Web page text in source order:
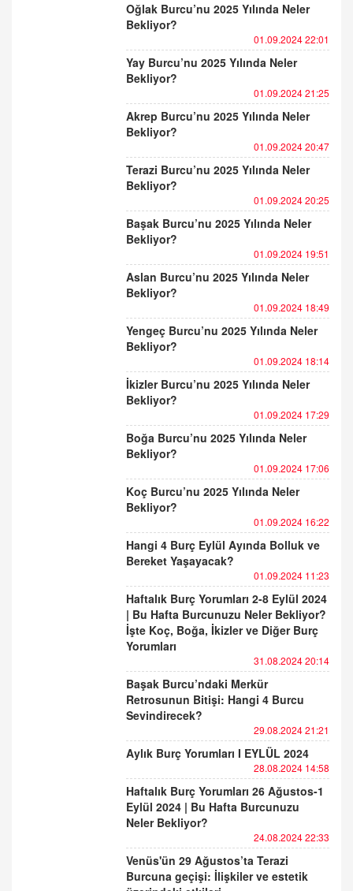
Oğlak Burcu’nu 2025 Yılında Neler
Bekliyor?
01.09.2024 22:01
Yay Burcu’nu 2025 Yılında Neler
Bekliyor?
01.09.2024 21:25
Akrep Burcu’nu 2025 Yılında Neler
Bekliyor?
01.09.2024 20:47
Terazi Burcu’nu 2025 Yılında Neler
Bekliyor?
01.09.2024 20:25
Başak Burcu’nu 2025 Yılında Neler
Bekliyor?
01.09.2024 19:51
Aslan Burcu’nu 2025 Yılında Neler
Bekliyor?
01.09.2024 18:49
Yengeç Burcu’nu 2025 Yılında Neler
Bekliyor?
01.09.2024 18:14
İkizler Burcu’nu 2025 Yılında Neler
Bekliyor?
01.09.2024 17:29
Boğa Burcu’nu 2025 Yılında Neler
Bekliyor?
01.09.2024 17:06
Koç Burcu’nu 2025 Yılında Neler
Bekliyor?
01.09.2024 16:22
Hangi 4 Burç Eylül Ayında Bolluk ve
Bereket Yaşayacak?
01.09.2024 11:23
Haftalık Burç Yorumları 2-8 Eylül 2024
| Bu Hafta Burcunuzu Neler Bekliyor?
İşte Koç, Boğa, İkizler ve Diğer Burç
Yorumları
31.08.2024 20:14
Başak Burcu’ndaki Merkür
Retrosunun Bitişi: Hangi 4 Burcu
Sevindirecek?
29.08.2024 21:21
Aylık Burç Yorumları I EYLÜL 2024
28.08.2024 14:58
Haftalık Burç Yorumları 26 Ağustos-1
Eylül 2024 | Bu Hafta Burcunuzu
Neler Bekliyor?
24.08.2024 22:33
Venüs'ün 29 Ağustos’ta Terazi
Burcuna geçişi: İlişkiler ve estetik